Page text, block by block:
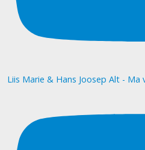
Liis Marie & Hans Joosep Alt - Ma